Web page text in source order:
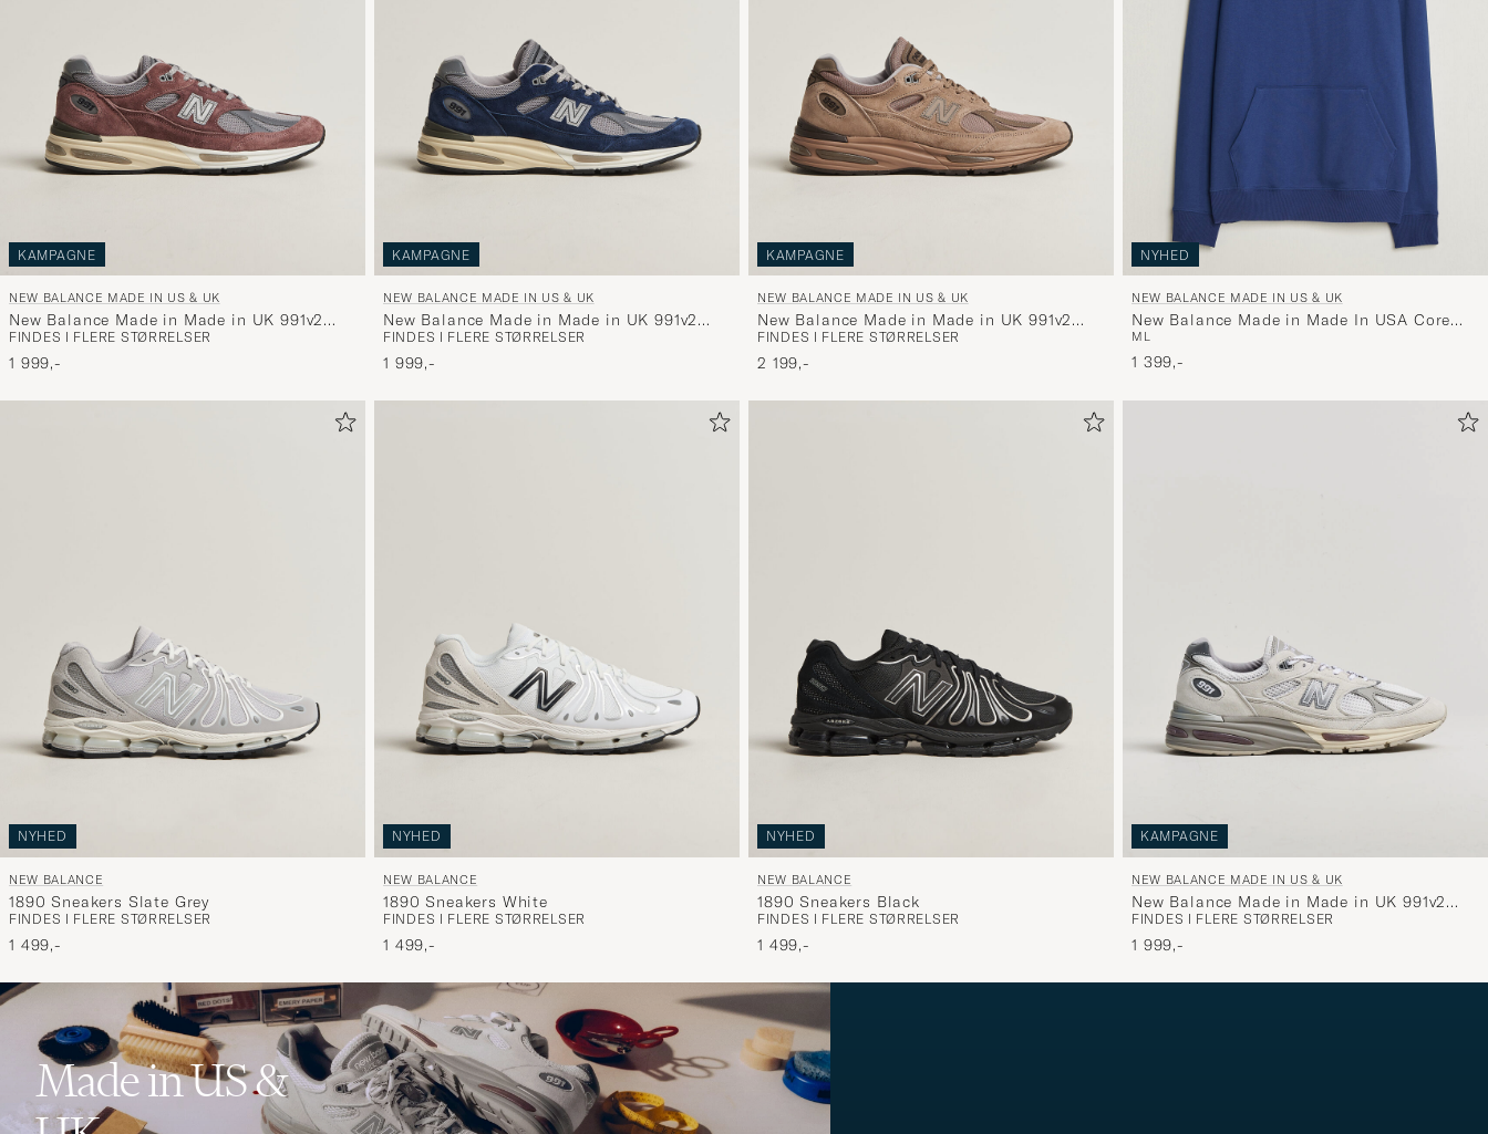
og
oplev
mere
udvalg
til
KAMPAGNE
NEW BALANCE MADE IN US & UK
New Balance Made in Made in UK 991v2
Rose Taupe
FINDES I FLERE STØRRELSER
1 999,-
KAMPAGNE
NEW BALANCE MADE IN US & UK
New Balance Made in Made in UK 991v2
Insignia Blue
FINDES I FLERE STØRRELSER
1 999,-
KAMPAGNE
NEW BALANCE MADE IN US & UK
New Balance Made in Made in UK 991v2
Walnut
FINDES I FLERE STØRRELSER
2 199,-
NYHED
NEW BALANCE MADE IN US & UK
New Balance Made in Made In USA Core
Hoodie Blue Oyster
M L
1 399,-
NYHED
NEW BALANCE
1890 Sneakers Slate Grey
FINDES I FLERE STØRRELSER
1 499,-
NYHED
NEW BALANCE
1890 Sneakers White
FINDES I FLERE STØRRELSER
1 499,-
NYHED
NEW BALANCE
1890 Sneakers Black
FINDES I FLERE STØRRELSER
1 499,-
KAMPAGNE
NEW BALANCE MADE IN US & UK
New Balance Made in Made in UK 991v2
Wind Chime
FINDES I FLERE STØRRELSER
1 999,-
Made in US &